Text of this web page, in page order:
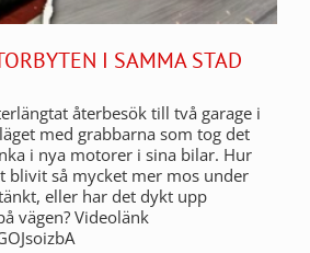
I SAMMA STAD
återbesök till två garage i
med grabbarna som tog det
i nya motorer i sina bilar. Hur
blivit så mycket mer mos under
eller har det dykt upp
vägen? Videolänk